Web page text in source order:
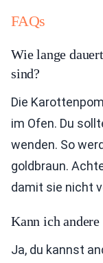
FAQs
Wie lange
sind?
Die
im Ofen. Du
wenden. So
goldbraun.
damit sie nicht
Kann ich andere
Ja, du kannst